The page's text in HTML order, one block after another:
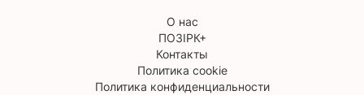
О нас
ПОЗІРК+
Контакты
Политика cookie
Политика конфиденциальности